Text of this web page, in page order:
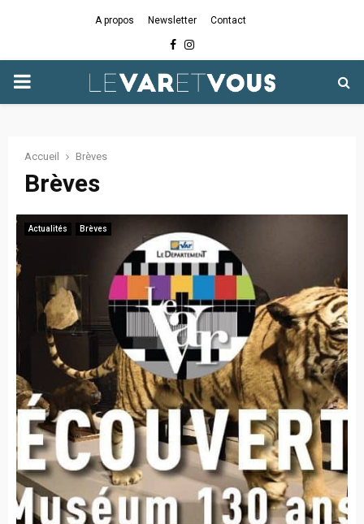
A propos Newsletter Contact
Facebook
Instagram
PRIMARY
Accueil Brèves
Brèves
Actualités Brèves